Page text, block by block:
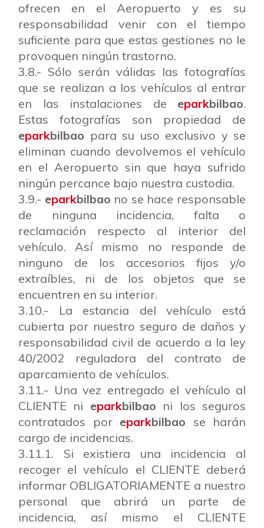
ofrecen en el Aeropuerto y es su
responsabilidad venir con el tiempo
suficiente para que estas gestiones no le
provoquen ningún trastorno.
3.8.- Sólo serán válidas las fotografías
que se realizan a los vehículos al entrar
en las instalaciones de eparkbilbao.
Estas fotografías son propiedad de
eparkbilbao para su uso exclusivo y se
eliminan cuando devolvemos el vehículo
en el Aeropuerto sin que haya sufrido
ningún percance bajo nuestra custodia.
3.9.- eparkbilbao no se hace responsable
de ninguna incidencia, falta o
reclamación respecto al interior del
vehículo. Así mismo no responde de
ninguno de los accesorios fijos y/o
extraíbles, ni de los objetos que se
encuentren en su interior.
3.10.- La estancia del vehículo está
cubierta por nuestro seguro de daños y
responsabilidad civil de acuerdo a la ley
40/2002 reguladora del contrato de
aparcamiento de vehículos.
3.11.- Una vez entregado el vehículo al
CLIENTE ni eparkbilbao ni los seguros
contratados por eparkbilbao se harán
cargo de incidencias.
3.11.1. Si existiera una incidencia al
recoger el vehículo el CLIENTE deberá
informar OBLIGATORIAMENTE a nuestro
personal que abrirá un parte de
incidencia, así mismo el CLIENTE